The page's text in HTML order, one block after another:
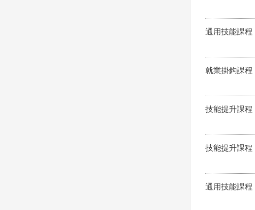
通用技能課程
就業掛鈎課程
技能提升課程
技能提升課程
通用技能課程